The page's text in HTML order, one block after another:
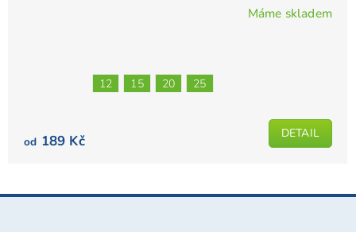
hvězdiček.
Máme skladem
od 189 Kč DETAIL
12 15 20 25
Z